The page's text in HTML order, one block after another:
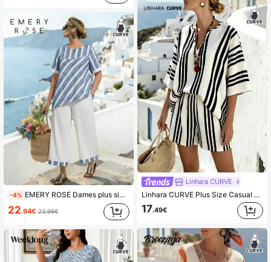
4.81 1M Volgers
4.81 1M Volgers
-4% EMERY ROSE Dames plus size losse casual ronde hals korte mouwen imitatie linnen bamboe gestreepte print contrasterende casual 2-delige set, lente/zomer
22.94€ 23.99€
Linhara CURVE
Linhara CURVE Plus Size Casual Minimalistische Gestreepte Print V-hals Korte Mouw Losse Overhemd Strand Cover-Up Dames Zomer Vakantie Stijl Top
17.49€